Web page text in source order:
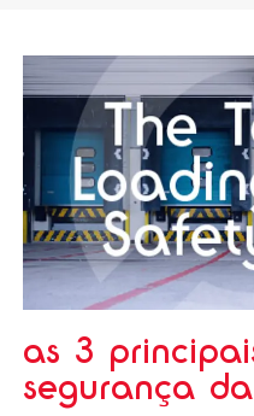
as 3
segurança